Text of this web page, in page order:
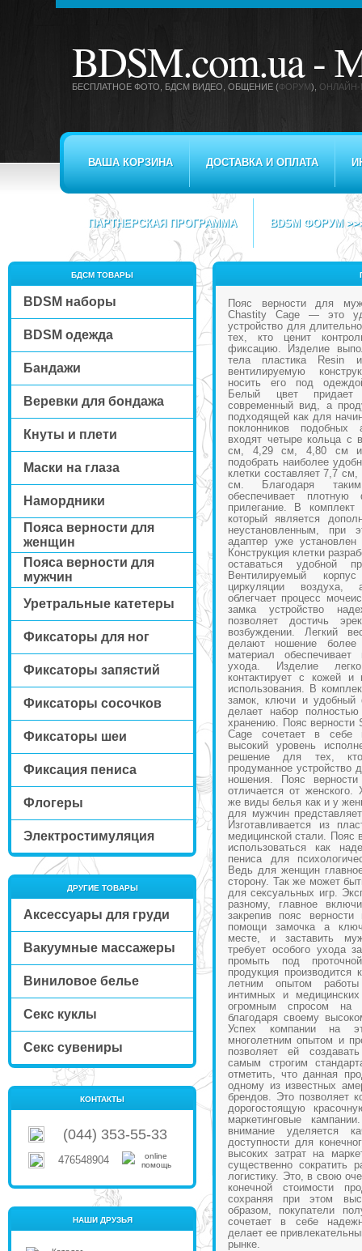
BDSM.com.ua -
БЕСПЛАТНОЕ ФОТО, БДСМ ВИДЕО , ОБЩЕНИЕ (ФОРУМ), ОНЛАЙН-
ВАША КОРЗИНА ДОСТАВКА И ОПЛАТА
ПАРТНЕРСКАЯ ПРОГРАММА BDSM ФОРУМ
БДСМ ТОВАРЫ
BDSM наборы
BDSM одежда
Бандажи
Веревки для бондажа
Кнуты и плети
Маски на глаза
Намордники
Пояса верности для
женщин
Пояса верности для
мужчин
Уретральные катетеры
Фиксаторы для ног
Фиксаторы запястий
Фиксаторы сосочков
Фиксаторы шеи
Фиксация пениса
Флогеры
Электростимуляция
ДРУГИЕ ТОВАРЫ
Аксессуары для груди
Вакуумные массажеры
Виниловое белье
Секс куклы
Секс сувениры
КОНТАКТЫ
(044) 353-55-33
476548904
НАШИ ДРУЗЬЯ
Пояс верности для
Chastity Cage — это
устройство для
тех, кто ценит
фиксацию. Изделие
тела пластика Resin
вентилируемую
носить его под
Белый цвет
современный вид, а
подходящей как для
поклонников подобных
входят четыре кольца с
см, 4,29 см, 4,80 см и
подобрать наиболее
клетки составляет 7,7
см. Благодаря
обеспечивает
прилегание. В комплект
который является
неустановленным, при
адаптер уже
Конструкция клетки
оставаться удобной
Вентилируемый
циркуляции воздуха,
облегчает процесс
замка устройство
позволяет достичь
возбуждении. Легкий
делают ношение
материал обеспечивает
ухода. Изделие
контактирует с кожей и
использования. В
замок, ключи и удобный
делает набор
хранению. Пояс верности
Cage сочетает в себе
высокий уровень
решение для тех,
продуманное устройство
ношения. Пояс
отличается от женского.
же виды белья как и у
для мужчин
Изготавливается из
медицинской стали. Пояс
использоваться как
пениса для
Ведь для женщин
сторону. Так же может
для сексуальных игр.
разному, главное
закрепив пояс
помощи замочка а
месте, и заставить
требует особого ухода
промыть под
продукция
летним опытом
интимных и
огромным спросом
благодаря своему
Успех компании на
многолетним опытом и
позволяет ей
самым строгим
отметить, что данная
одному из известных
брендов. Это позволяет
дорогостоящую
маркетинговые
внимание уделяется
доступности для
высоких затрат на
существенно сократить
логистику. Это, в свою
конечной стоимости
сохраняя при этом
образом, покупатели
сочетает в себе
делает ее
рынке.